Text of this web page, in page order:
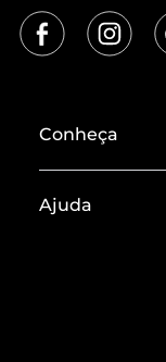
Conheça
Termos de Uso
ZZ MALL é
Ajuda
Devolução